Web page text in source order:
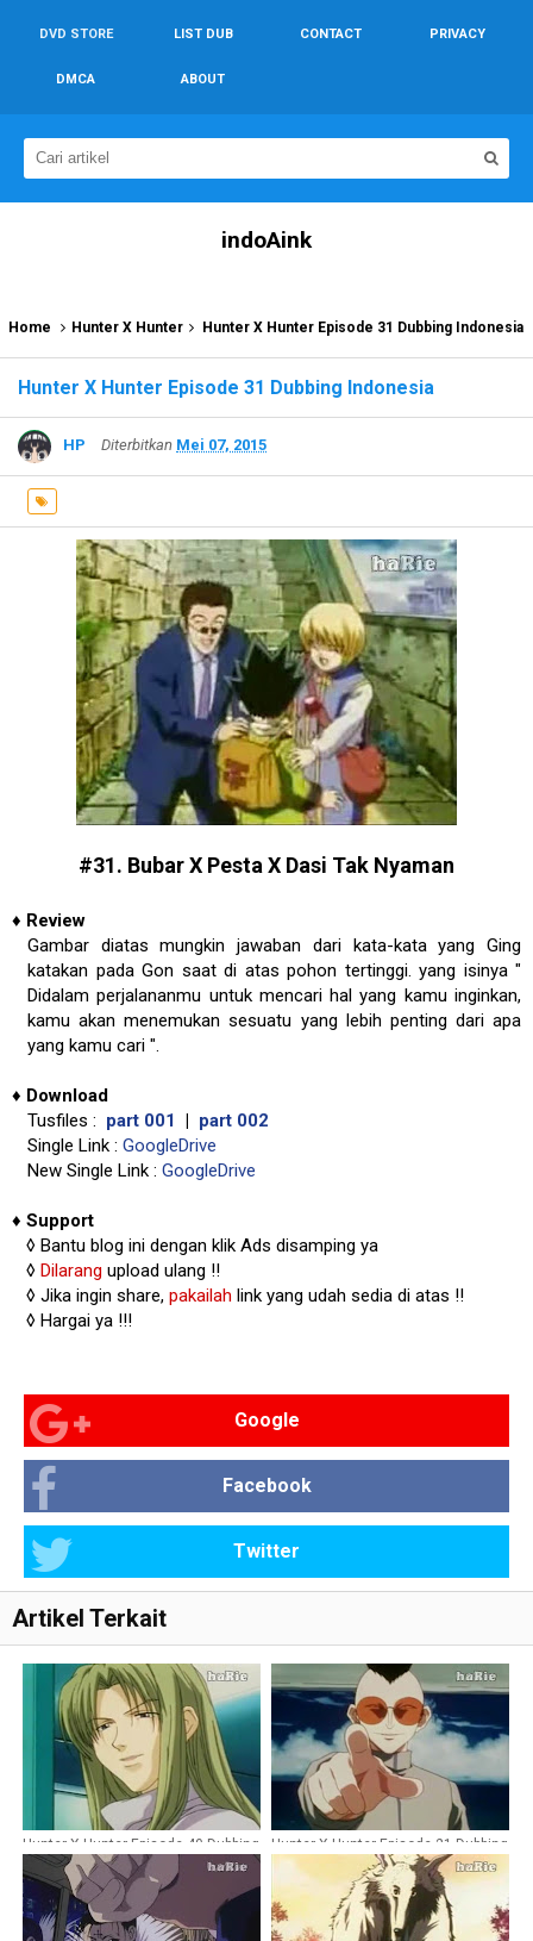
DVD STORE LIST DUB CONTACT PRIVACY
DMCA ABOUT
indoAink
Home Hunter X Hunter Hunter X Hunter Episode 31 Dubbing Indonesia
Hunter X Hunter Episode 31 Dubbing Indonesia
HP Diterbitkan Mei 07, 2015
#31. Bubar X Pesta X Dasi Tak Nyaman
♦ Review
Gambar diatas mungkin jawaban dari kata-kata yang Ging
katakan pada Gon saat di atas pohon tertinggi. yang isinya "
Didalam perjalananmu untuk mencari hal yang kamu inginkan,
kamu akan menemukan sesuatu yang lebih penting dari apa
yang kamu cari ".
♦ Download
Tusfiles : part 001 | part 002
Single Link : GoogleDrive
New Single Link : GoogleDrive
♦ Support
◊ Bantu blog ini dengan klik Ads disamping ya
◊ Dilarang upload ulang !!
◊ Jika ingin share, pakailah link yang udah sedia di atas !!
◊ Hargai ya !!!
Google
Facebook
Twitter
Artikel Terkait
Hunter X Hunter Episode 40 Dubbing
Indonesia
Hunter X Hunter Episode 21 Dubbing
Indonesia